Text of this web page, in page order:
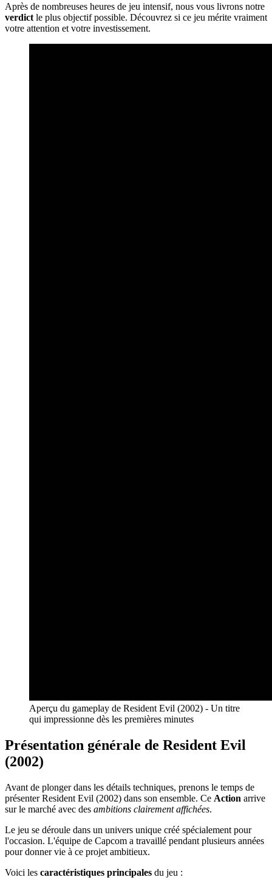
Après de nombreuses heures de jeu intensif, nous vous livrons notre
verdict le plus objectif possible. Découvrez si ce jeu mérite vraiment
votre attention et votre investissement.
Aperçu du gameplay de Resident Evil (2002) - Un titre
qui impressionne dès les premières minutes
Présentation générale de Resident Evil
(2002)
Avant de plonger dans les détails techniques, prenons le temps de
présenter Resident Evil (2002) dans son ensemble. Ce Action arrive
sur le marché avec des ambitions clairement affichées.
Le jeu se déroule dans un univers unique créé spécialement pour
l'occasion. L'équipe de Capcom a travaillé pendant plusieurs années
pour donner vie à ce projet ambitieux.
Voici les caractéristiques principales du jeu :